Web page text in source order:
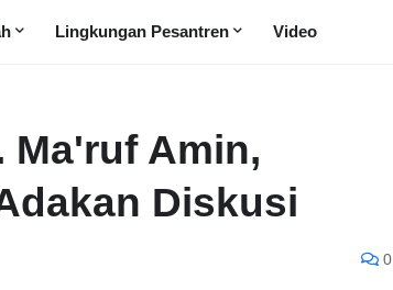
Lingkungan Pesantren Video
Ma'ruf Amin,
Diskusi
0